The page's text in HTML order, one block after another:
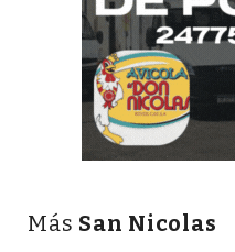
PERGAMINO:
DÓNDE
COMPRAR
MEJOR
DE
Más San Nicolas